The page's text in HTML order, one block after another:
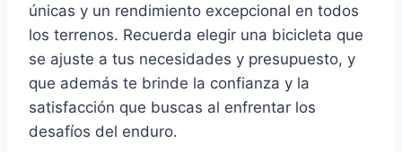
únicas y un rendimiento excepcional en todos
los terrenos. Recuerda elegir una bicicleta que
se ajuste a tus necesidades y presupuesto, y
que además te brinde la confianza y la
satisfacción que buscas al enfrentar los
desafíos del enduro.